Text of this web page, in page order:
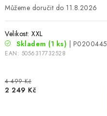
11.8.2026
Velikost: XXL
Skladem (1 ks) | P0200445
EAN: 5056317732528
4 499 Kč
2 249 Kč